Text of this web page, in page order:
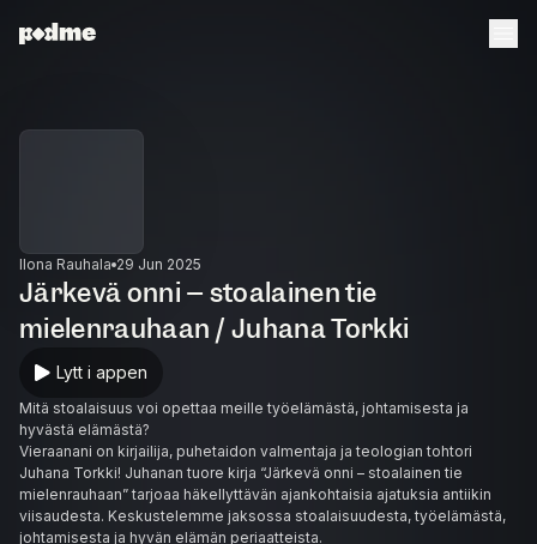
Ilona Rauhala 29 Jun 2025
Järkevä onni – stoalainen tie
mielenrauhaan / Juhana Torkki
Lytt i appen
Mitä stoalaisuus voi opettaa meille työelämästä, johtamisesta ja
hyvästä elämästä?
Vieraanani on kirjailija, puhetaidon valmentaja ja teologian tohtori
Juhana Torkki! Juhanan tuore kirja “Järkevä onni – stoalainen tie
mielenrauhaan” tarjoaa häkellyttävän ajankohtaisia ajatuksia antiikin
viisaudesta. Keskustelemme jaksossa stoalaisuudesta, työelämästä,
johtamisesta ja hyvän elämän periaatteista.